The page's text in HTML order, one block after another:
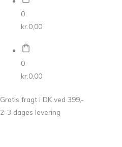
0
kr. 0,00
0
kr. 0,00
Gratis fragt i DK ved 399,-
2-3 dages levering